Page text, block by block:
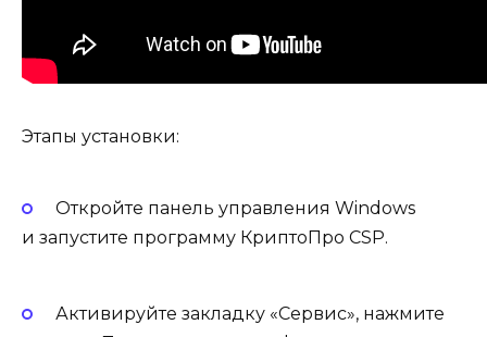
Этапы установки:
Откройте панель управления Windows
и запустите программу КриптоПро CSP.
Активируйте закладку «Сервис», нажмите